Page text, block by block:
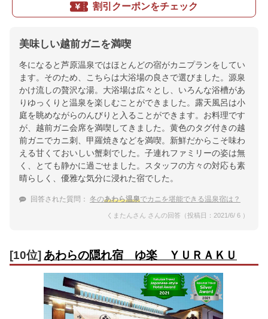
割引クーポンをチェック
美味しい越前ガニを満喫
冬になると芦原温泉ではほとんどの宿がカニプランをしてい
ます。そのため、こちらは大浴場の良さで選びました。源泉
かけ流しの贅沢な湯。大浴場は広々とし、いろんな浴槽があ
りゆっくりと温泉を楽しむことができました。露天風呂は小
庭を眺めながらのんびりと入ることができます。お料理です
が、越前ガニ会席を満喫してきました。黄色のタグ付きの越
前ガニでカニ刺、甲羅焼きなどを満喫。新鮮だからこそ味わ
える甘くておいしい蟹刺でした。子連れファミリーの姿は無
く、とても静かに過ごせました。スタッフの方々の対応も素
晴らしく、優雅な気分に浸れた宿でした。
回答された質問： 冬のあわら温泉でカニを堪能できる温泉宿は？
くまたんさん さんの回答（投稿日：2021/6/ 6 ）
[10位] あわらの隠れ宿 ゆ楽 ＹＵＲＡＫＵ